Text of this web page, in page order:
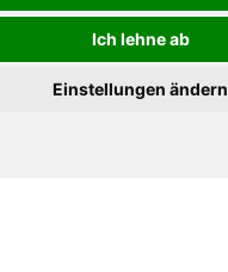
Ich lehne ab
Einstellungen ändern